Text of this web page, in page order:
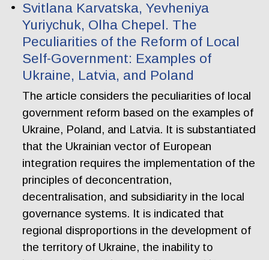
Svitlana Karvatska, Yevheniya
Yuriychuk, Olha Chepel. The
Peculiarities of the Reform of Local
Self-Government: Examples of
Ukraine, Latvia, and Poland
The article considers the peculiarities of local
government reform based on the examples of
Ukraine, Poland, and Latvia. It is substantiated
that the Ukrainian vector of European
integration requires the implementation of the
principles of deconcentration,
decentralisation, and subsidiarity in the local
governance systems. It is indicated that
regional disproportions in the development of
the territory of Ukraine, the inability to